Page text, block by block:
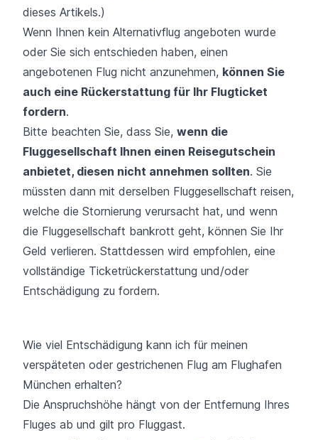
dieses Artikels.)
Wenn Ihnen kein Alternativflug angeboten wurde
oder Sie sich entschieden haben, einen
angebotenen Flug nicht anzunehmen, können Sie
auch eine Rückerstattung für Ihr Flugticket
fordern.
Bitte beachten Sie, dass Sie, wenn die
Fluggesellschaft Ihnen einen Reisegutschein
anbietet, diesen nicht annehmen sollten. Sie
müssten dann mit derselben Fluggesellschaft reisen,
welche die Stornierung verursacht hat, und wenn
die Fluggesellschaft bankrott geht, können Sie Ihr
Geld verlieren. Stattdessen wird empfohlen, eine
vollständige Ticketrückerstattung und/oder
Entschädigung zu fordern.
Wie viel Entschädigung kann ich für meinen
verspäteten oder gestrichenen Flug am Flughafen
München erhalten?
Die Anspruchshöhe hängt von der Entfernung Ihres
Fluges ab und gilt pro Fluggast.